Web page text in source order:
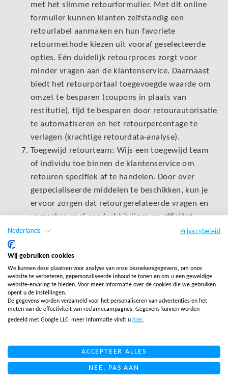
met het slimme retourformulier. Met dit online
formulier kunnen klanten zelfstandig een
retourlabel aanmaken en hun favoriete
retourmethode kiezen uit vooraf geselecteerde
opties. Eén duidelijk retourproces zorgt voor
minder vragen aan de klantenservice. Daarnaast
biedt het retourportaal toegevoegde waarde om
omzet te besparen (coupons in plaats van
restitutie), tijd te besparen door retourautorisatie
te automatiseren en het retourpercentage te
verlagen (krachtige retourdata-analyse).
Toegewijd retourteam: Wijs een toegewijd team
of individu toe binnen de klantenservice om
retouren specifiek af te handelen. Door over
gespecialiseerde middelen te beschikken, kun je
ervoor zorgen dat retourgerelateerde vragen en
verzoeken snel aandacht krijgen en efficiënt
worden afgehandeld. Hierdoor kunnen andere
concentreren op vragen die niet betrekking
hebben op retourzendingen, waardoor de
algehele belasting van het team wordt
verminderd.
Door deze strategieën te implementeren, kun je de last
verlichten, het retourproces stroomlijnen en klanten
een betere algehele ervaring bieden. Een goed beheerd
retourproces kan helpen de klanttevredenheid te
Nederlands Privacybeleid
Wij gebruiken cookies
We kunnen deze plaatsen voor analyse van onze bezoekersgegevens, om onze
website te verbeteren, gepersonaliseerde inhoud te tonen en om u een geweldige
website-ervaring te bieden. Voor meer informatie over de cookies die we gebruiken
opent u de instellingen.
De gegevens worden verzameld voor het personaliseren van advertenties en het
meten van de effectiviteit van reclamecampagnes. Gegevens kunnen worden
gedeeld met Google LLC, meer informatie vindt u hier.
ACCEPTEER ALLES
NEE, PAS AAN